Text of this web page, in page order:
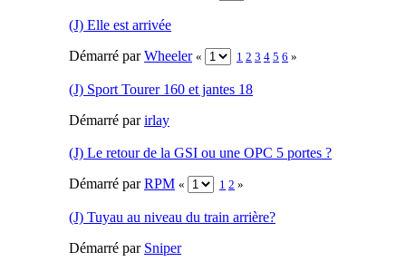
(J) Elle est arrivée
Démarré parWheeler « 1 2 3 4 5 6 »
(J) Sport Tourer 160 et jantes 18
Démarré parirlay
(J) Le retour de la GSI ou une OPC 5 portes ?
Démarré parRPM « 1 2 »
(J) Tuyau au niveau du train arrière?
Démarré par Sniper